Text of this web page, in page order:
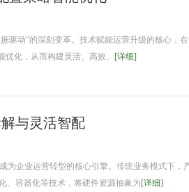
动”的深刻变革。技术赋能运营升级的核心，
化，从而构建灵活、高效、 [详细]
与灵活智配
企业运营转型的核心引擎。传统业务模式下，
、容器化等技术，将硬件资源抽象为[详细]